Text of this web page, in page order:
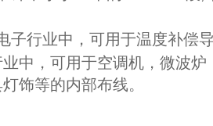
子行业中，可用于温度补偿
中，可用于空调机，微波
饰等的内部布线。